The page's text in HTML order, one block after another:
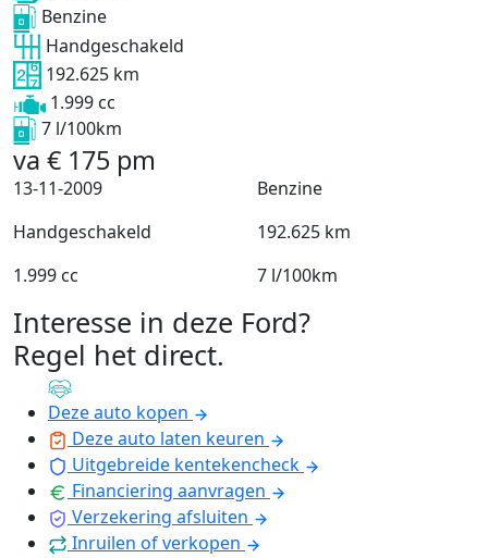
Benzine
Handgeschakeld
192.625 km
1.999 cc
7 l/100km
va € 175 pm
13-11-2009
Benzine
Handgeschakeld
192.625 km
1.999 cc
7 l/100km
Interesse in deze Ford?
Regel het direct.
Deze auto kopen
Deze auto laten keuren
Uitgebreide kentekencheck
Financiering aanvragen
Verzekering afsluiten
Inruilen of verkopen